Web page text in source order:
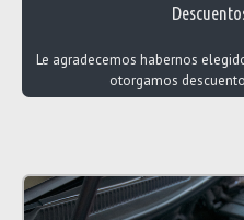
Le agradecemos habernos
otorgamos